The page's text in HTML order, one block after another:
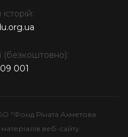
(безкоштовно):
001
"Фонд Ріната Ахметова
веб-сайту